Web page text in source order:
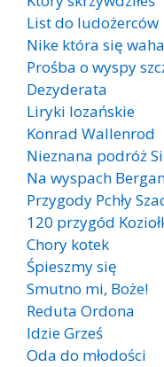
List do ludożerców
Nike która się waha
Prośba o wyspy
Dezyderata
Liryki lozańskie
Konrad Wallenrod
Nieznana podróż
Na wyspach
Przygody Pchły
120 przygód
Chory kotek
Śpieszmy się
Smutno mi, Boże!
Reduta Ordona
Idzie Grześ
Oda do młodości